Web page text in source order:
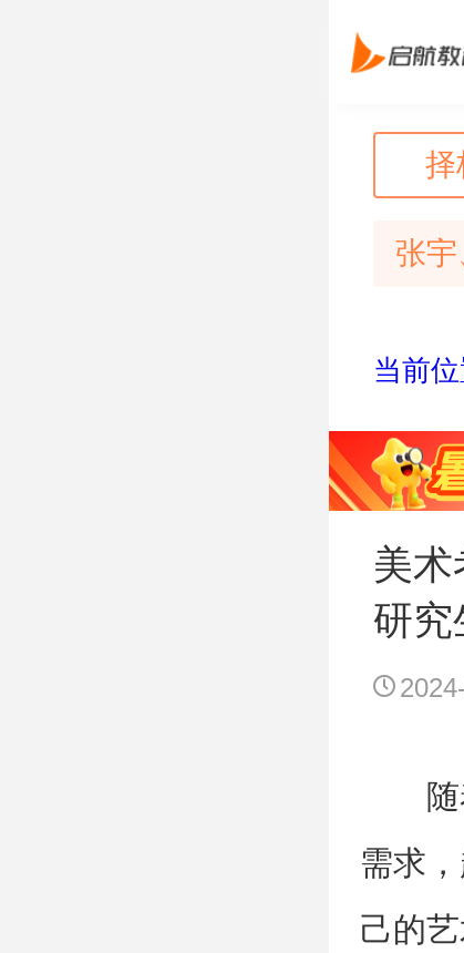
择
张
当前
美
研究
需求
己的